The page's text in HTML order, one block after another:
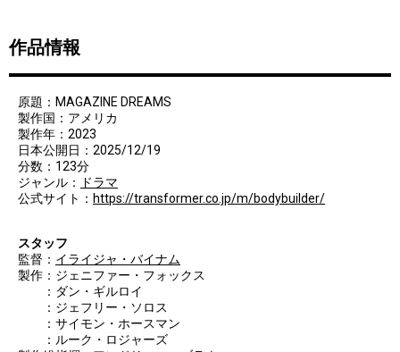
作品情報
原題：MAGAZINE DREAMS
製作国：アメリカ
製作年：2023
日本公開日：2025/12/19
分数：123分
ジャンル：
ドラマ
公式サイト： https://transformer.co.jp/m/bodybuilder/
スタッフ
監督： イライジャ・バイナム
製作：ジェニファー・フォックス
：ダン・ギルロイ
：ジェフリー・ソロス
：サイモン・ホースマン
：ルーク・ロジャーズ